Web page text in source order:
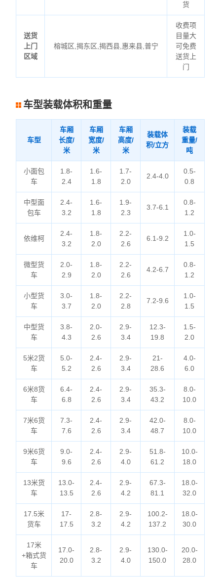
货
送货
上门
区域
榕城区,揭东区,揭西县,惠来县,普宁
收费项
目量大
可免费
送货上
门
车型装载体积和重量
车型
车厢
长度/
米
车厢
宽度/
米
车厢
高度/
米
装载体
积/立方
装载
重量/
吨
小面包
车
1.8-
2.4
1.6-
1.8
1.7-
2.0
2.4-4.0
0.5-
0.8
中型面
包车
2.4-
3.2
1.6-
1.8
1.9-
2.3
3.7-6.1
0.8-
1.2
依维柯
2.4-
3.2
1.8-
2.0
2.2-
2.6
6.1-9.2
1.0-
1.5
微型货
车
2.0-
2.9
1.8-
2.0
2.2-
2.6
4.2-6.7
0.8-
1.2
小型货
车
3.0-
3.7
1.8-
2.0
2.2-
2.8
7.2-9.6
1.0-
1.5
中型货
车
3.8-
4.3
2.0-
2.6
2.9-
3.4
12.3-
19.8
1.5-
2.0
5米2货
车
5.0-
5.2
2.4-
2.6
2.9-
3.4
21-
28.6
4.0-
6.0
6米8货
车
6.4-
6.8
2.4-
2.6
2.9-
3.4
35.3-
43.2
8.0-
10.0
7米6货
车
7.3-
7.6
2.4-
2.6
2.9-
3.4
42.0-
48.7
8.0-
10.0
9米6货
车
9.0-
9.6
2.4-
2.6
2.9-
4.0
51.8-
61.2
10.0-
18.0
13米货
车
13.0-
13.5
2.4-
2.6
2.9-
4.2
67.3-
81.1
18.0-
32.0
17.5米
货车
17-
17.5
2.8-
3.2
2.9-
4.2
100.2-
137.2
18.0-
30.0
17米
+箱式货
车
17.0-
20.0
2.8-
3.2
2.9-
4.0
130.0-
150.0
20.0-
28.0